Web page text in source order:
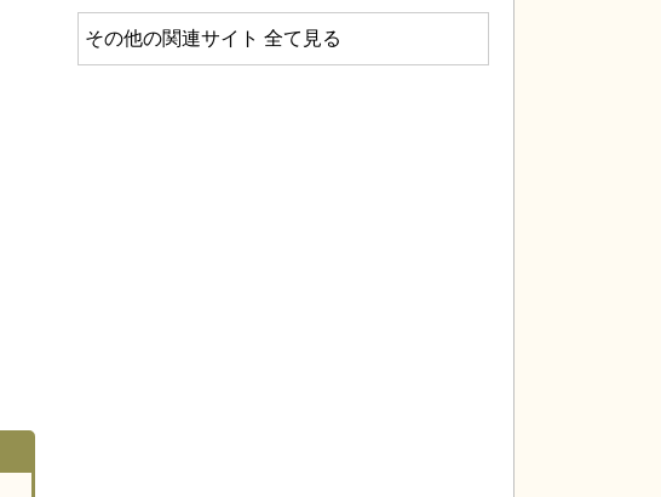
その他の関連サイト 全て見る